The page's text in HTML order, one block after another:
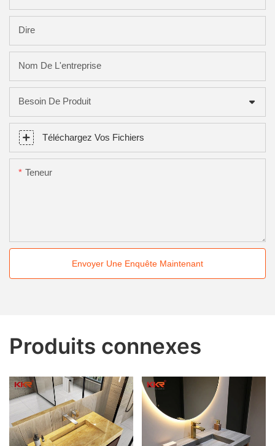
Dire
Nom De L'entreprise
Besoin De Produit
Téléchargez Vos Fichiers
Teneur
Envoyer Une Enquête Maintenant
Produits connexes